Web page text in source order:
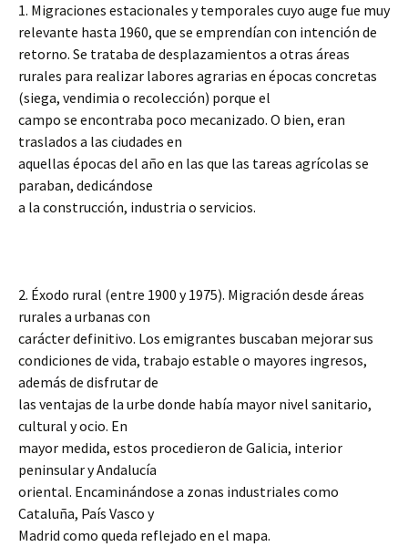
1. Migraciones estacionales y temporales cuyo auge fue muy
relevante hasta 1960, que se emprendían con intención de
retorno. Se trataba de desplazamientos a otras áreas
rurales para realizar labores agrarias en épocas concretas
(siega, vendimia o recolección) porque el
campo se encontraba poco mecanizado. O bien, eran
traslados a las ciudades en
aquellas épocas del año en las que las tareas agrícolas se
paraban, dedicándose
a la construcción, industria o servicios.
2. Éxodo rural (entre 1900 y 1975). Migración desde áreas
rurales a urbanas con
carácter definitivo. Los emigrantes buscaban mejorar sus
condiciones de vida, trabajo estable o mayores ingresos,
además de disfrutar de
las ventajas de la urbe donde había mayor nivel sanitario,
cultural y ocio. En
mayor medida, estos procedieron de Galicia, interior
peninsular y Andalucía
oriental. Encaminándose a zonas industriales como
Cataluña, País Vasco y
Madrid como queda reflejado en el mapa.